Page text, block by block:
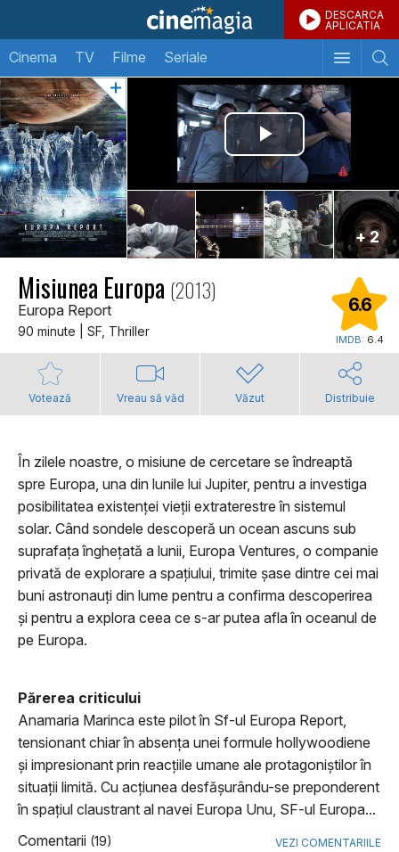
DESCARCA
APLICATIA
Cinema TV Filme Seriale
+ 2
Misiunea Europa (2013)
Europa Report
90 minute | SF, Thriller
6.6
IMDB: 6.4
Votează Vreau să văd Văzut Distribuie
În zilele noastre, o misiune de cercetare se îndreaptă
spre Europa, una din lunile lui Jupiter, pentru a investiga
posibilitatea existenței vieții extraterestre în sistemul
solar. Când sondele descoperă un ocean ascuns sub
suprafața înghețată a lunii, Europa Ventures, o companie
privată de explorare a spațiului, trimite șase dintre cei mai
buni astronauți din lume pentru a confirma descoperirea
și pentru a explora ceea ce s-ar putea afla în oceanul de
pe Europa.
Părerea criticului
Anamaria Marinca este pilot în Sf-ul Europa Report,
tensionant chiar în absenţa unei formule hollywoodiene
şi impresionant prin reacţiile umane ale protagoniştilor în
situaţii limită. Cu acţiunea desfăşurându-se preponderent
în spaţiul claustrant al navei Europa Unu, SF-ul Europa...
Comentarii (19) VEZI COMENTARIILE